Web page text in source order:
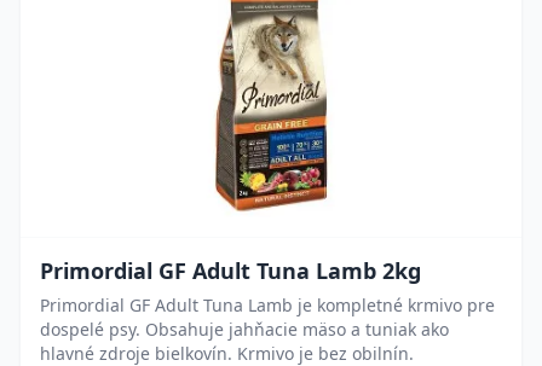
Primordial GF Adult Tuna Lamb 2kg
Primordial GF Adult Tuna Lamb je kompletné krmivo pre
dospelé psy. Obsahuje jahňacie mäso a tuniak ako
hlavné zdroje bielkovín. Krmivo je bez obilnín.